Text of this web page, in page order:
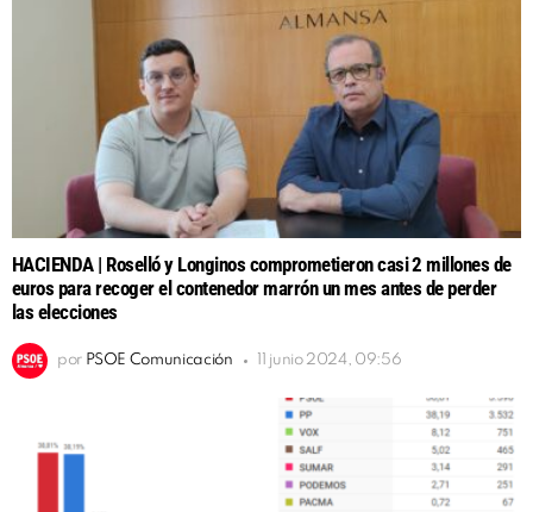
HACIENDA | Roselló y Longinos comprometieron casi 2 millones de
euros para recoger el contenedor marrón un mes antes de perder
las elecciones
por PSOE Comunicación 11 junio 2024, 09:56